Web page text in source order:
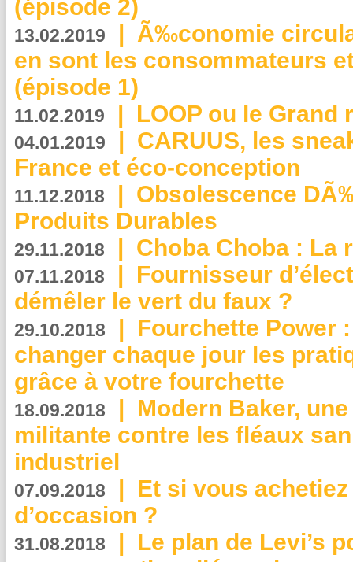
(épisode 2)
13.02.2019 | Ã‰conomie
en sont les consommateurs
(épisode 1)
11.02.2019 | LOOP ou le Grand
04.01.2019 | CARUUS, les
France et éco-conception
11.12.2018 | Obsolescence
Produits Durables
29.11.2018 | Choba Choba : La
07.11.2018 | Fournisseur
démêler le vert du faux ?
29.10.2018 | Fourchette Power
changer chaque jour les
grâce à votre fourchette
18.09.2018 | Modern Baker,
militante contre les fléaux
industriel
07.09.2018 | Et si vous
d’occasion ?
31.08.2018 | Le plan de Levi’s